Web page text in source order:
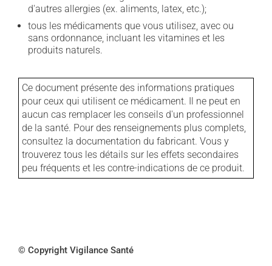
d'autres allergies (ex. aliments, latex, etc.);
tous les médicaments que vous utilisez, avec ou
sans ordonnance, incluant les vitamines et les
produits naturels.
Ce document présente des informations pratiques
pour ceux qui utilisent ce médicament. Il ne peut en
aucun cas remplacer les conseils d'un professionnel
de la santé. Pour des renseignements plus complets,
consultez la documentation du fabricant. Vous y
trouverez tous les détails sur les effets secondaires
peu fréquents et les contre-indications de ce produit.
© Copyright Vigilance Santé